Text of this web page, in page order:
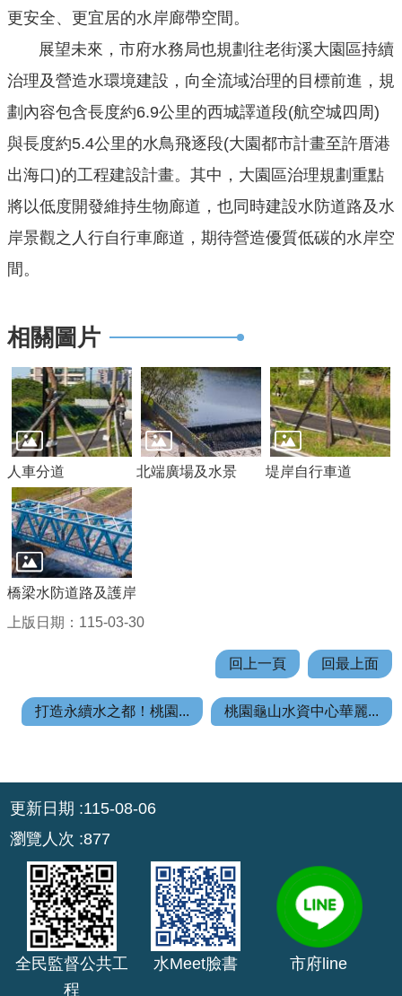
市
政
箱
常
問
答
E
n
l
h
桃
園
市
政
府
隱
私
權
政
策
網
網
站
資
告
更安全、更宜居的水岸廊帶空間。
展望未來，市府水務局也規劃往老街溪大園區持續
治理及營造水環境建設，向全流域治理的目標前進，規
劃內容包含長度約6.9公里的西城譯道段(航空城四周)
與長度約5.4公里的水鳥飛逐段(大園都市計畫至許厝港
出海口)的工程建設計畫。其中，大園區治理規劃重點
將以低度開發維持生物廊道，也同時建設水防道路及水
岸景觀之人行自行車廊道，期待營造優質低碳的水岸空
間。
相關圖片
人車分道 北端廣場及水景 堤岸自行車道
橋梁水防道路及護岸
上版日期：115-03-30
回上一頁 回最上面
打造永續水之都！桃園... 桃園龜山水資中心華麗...
更新日期 115-08-06
瀏覽人次
877
全民監督公共工
程
水Meet臉書 市府line